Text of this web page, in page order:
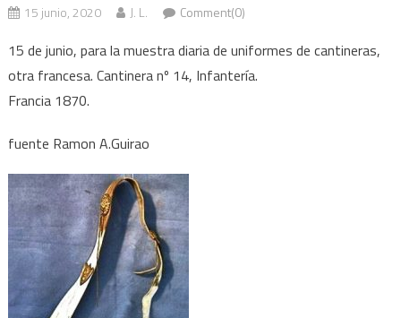
15 junio, 2020 J. L. Comment(0)
15 de junio, para la muestra diaria de uniformes de cantineras,
otra francesa. Cantinera nº 14, Infantería.
Francia 1870.
fuente Ramon A.Guirao